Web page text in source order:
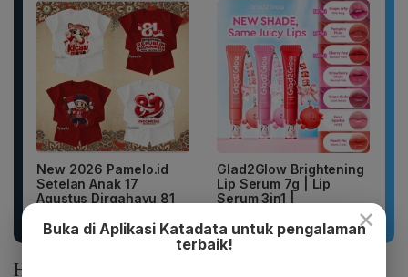
New 2026 Pamelo.id
Setelan Anak 17
Agustus Dirgahayu 81
Glad2Glow Brightening
Lip Serum 7g | Lip
Serum 3in1 |
Hal tersebut penting lantaran bahan baku
×
Buka di Aplikasi Katadata untuk pengalaman
terbaik!